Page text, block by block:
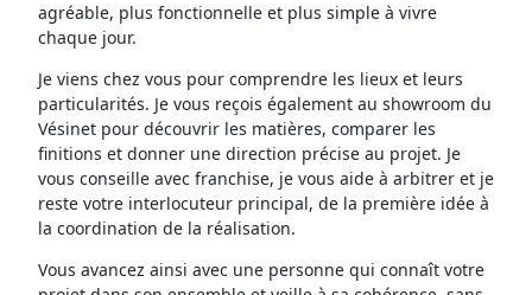
agréable, plus fonctionnelle et plus simple à vivre
chaque jour.
Je viens chez vous pour comprendre les lieux et leurs
particularités. Je vous reçois également au showroom du
Vésinet pour découvrir les matières, comparer les
finitions et donner une direction précise au projet. Je
vous conseille avec franchise, je vous aide à arbitrer et je
reste votre interlocuteur principal, de la première idée à
la coordination de la réalisation.
Vous avancez ainsi avec une personne qui connaît votre